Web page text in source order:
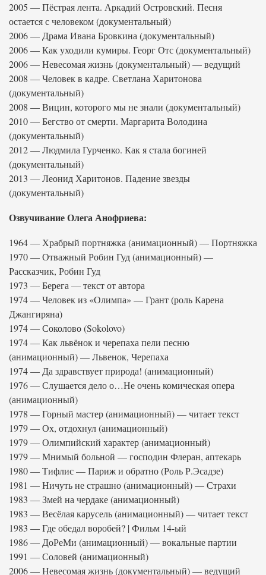
2005 — Пёстрая лента. Аркадий Островский. Песня
остается с человеком (документальный)
2006 — Драма Ивана Бровкина (документальный)
2006 — Как уходили кумиры. Георг Отс (документальный)
2006 — Невесомая жизнь (документальный) — ведущий
2008 — Человек в кадре. Светлана Харитонова
(документальный)
2008 — Вицин, которого мы не знали (документальный)
2010 — Бегство от смерти. Маргарита Володина
(документальный)
2012 — Людмила Гурченко. Как я стала богиней
(документальный)
2013 — Леонид Харитонов. Падение звезды
(документальный)
Озвучивание Олега Анофриева:
1964 — Храбрый портняжка (анимационный) — Портняжка
1970 — Отважный Робин Гуд (анимационный) —
Рассказчик, Робин Гуд
1973 — Берега — текст от автора
1974 — Человек из «Олимпа» — Грант (роль Карена
Джангиряна)
1974 — Соколово (Sokolovo)
1974 — Как львёнок и черепаха пели песню
(анимационный) — Львенок, Черепаха
1974 — Да здравствует природа! (анимационный)
1976 — Слушается дело о…Не очень комическая опера
(анимационный)
1978 — Горный мастер (анимационный) — читает текст
1979 — Ох, отдохнул (анимационный)
1979 — Олимпийский характер (анимационный)
1979 — Мнимый больной — господин Флеран, аптекарь
1980 — Тифлис — Париж и обратно (Роль Р.Эсадзе)
1981 — Ничуть не страшно (анимационный) — Страхи
1983 — Змей на чердаке (анимационный)
1983 — Весёлая карусель (анимационный) — читает текст
1983 — Где обедал воробей? | Фильм 14-ый
1986 — ДоРеМи (анимационный) — вокальные партии
1991 — Соловей (анимационный)
2006 — Невесомая жизнь (документальный) — ведущий